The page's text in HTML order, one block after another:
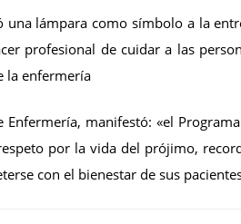
lámpara como símbolo a la
profesional de cuidar a las
la enfermería
manifestó: «el
por la vida del prójimo,
con el bienestar de sus